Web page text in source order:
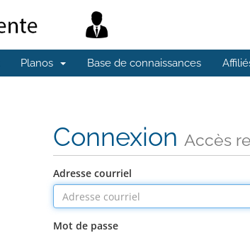
Planos Base de connaissances
Connexion Accès
Adresse courriel
Mot de passe